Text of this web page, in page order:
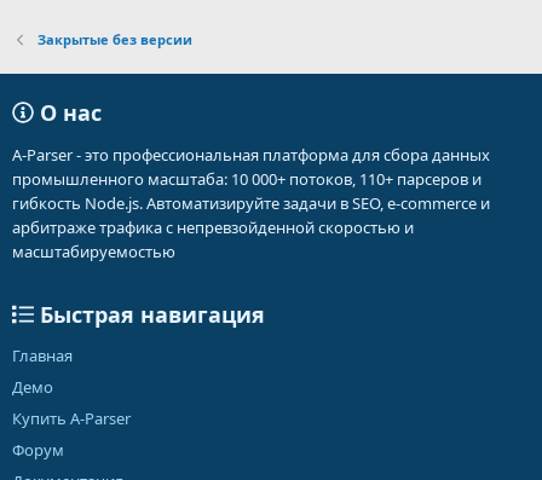
Закрытые без версии
О нас
A-Parser - это профессиональная платформа для сбора данных
промышленного масштаба: 10 000+ потоков, 110+ парсеров и
гибкость Node.js. Автоматизируйте задачи в SEO, e-commerce и
арбитраже трафика с непревзойденной скоростью и
масштабируемостью
Быстрая навигация
Главная
Демо
Купить A-Parser
Форум